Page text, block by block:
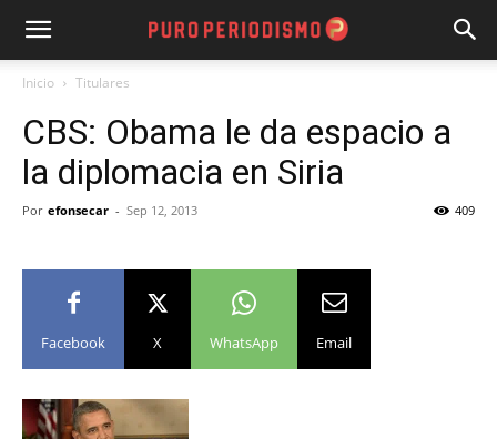
Inicio Titulares
CBS: Obama le da espacio a
la diplomacia en Siria
Por efonsecar - Sep 12, 2013 409
Facebook X WhatsApp Email